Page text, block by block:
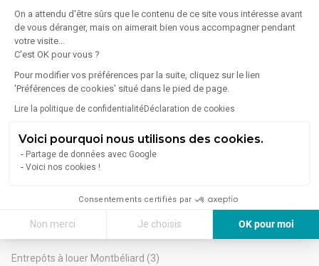
On a attendu d'être sûrs que le contenu de ce site vous intéresse avant
de vous déranger, mais on aimerait bien vous accompagner pendant
votre visite...
C'est OK pour vous ?
Pour modifier vos préférences par la suite, cliquez sur le lien
'Préférences de cookies' situé dans le pied de page.
Lire la politique de confidentialitéDéclaration de cookies
Voici pourquoi nous utilisons des cookies.
Partage de données avec Google
Voici nos cookies !
Consentements certifiés par
Non merci Je choisis
OK pour moi
Idéalement situé au cœur de ville de Montbéliard, place
velotte en face du parking et à deux pas de la grande rue
commerçante, Local commercial disponible immédiatement,
de 592 m² avec bel espace de vente, grand linéaire de vitrine
qui lui confère une luminosité extrême.
CONDITIONS COMMERCIALES :
Loyer annuel de 52 000€ HT HC, révisable annuellement sur
d’avance.
Charges annuelles de 10 000 € HT (dont taxe foncière
incluse)
Honoraires de location (Agence TRANSAXIO) : 20% TTC du
prix du loyer triennal HT répartis à moitié pour chacune des
parties
Nous disposons d'autres locaux commerciaux sur ce secteur
et dans toute la France. Diverses surfaces
Lire plus
Besançon (17)
Audincourt (4)
Montbéliard - Autres recherches
Entrepôts à louer Montbéliard (3)